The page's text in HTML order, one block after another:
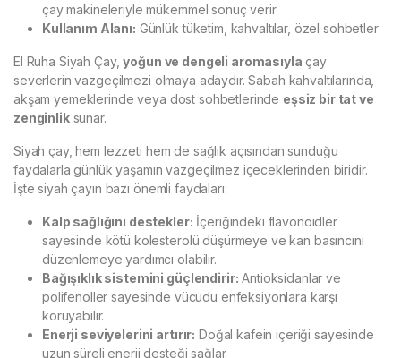
çay makineleriyle mükemmel sonuç verir
Kullanım Alanı: Günlük tüketim, kahvaltılar, özel sohbetler
El Ruha Siyah Çay,yoğun ve dengeli aromasıyla çay
severlerin vazgeçilmezi olmaya adaydır. Sabah kahvaltılarında,
akşam yemeklerinde veya dost sohbetlerinde eşsiz bir tat ve
zenginliksunar.
Siyah çay, hem lezzeti hem de sağlık açısından sunduğu
faydalarla günlük yaşamın vazgeçilmez içeceklerinden biridir.
İşte siyah çayın bazı önemli faydaları:
Kalp sağlığını destekler: İçeriğindeki flavonoidler
sayesinde kötü kolesterolü düşürmeye ve kan basıncını
düzenlemeye yardımcı olabilir.
Bağışıklık sistemini güçlendirir: Antioksidanlar ve
polifenoller sayesinde vücudu enfeksiyonlara karşı
koruyabilir.
Enerji seviyelerini artırır: Doğal kafein içeriği sayesinde
uzun süreli enerji desteği sağlar.